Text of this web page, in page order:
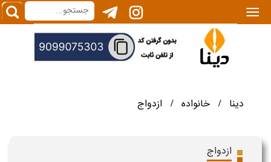
|||
دینا / خانواده / ازدواج
ازدواج